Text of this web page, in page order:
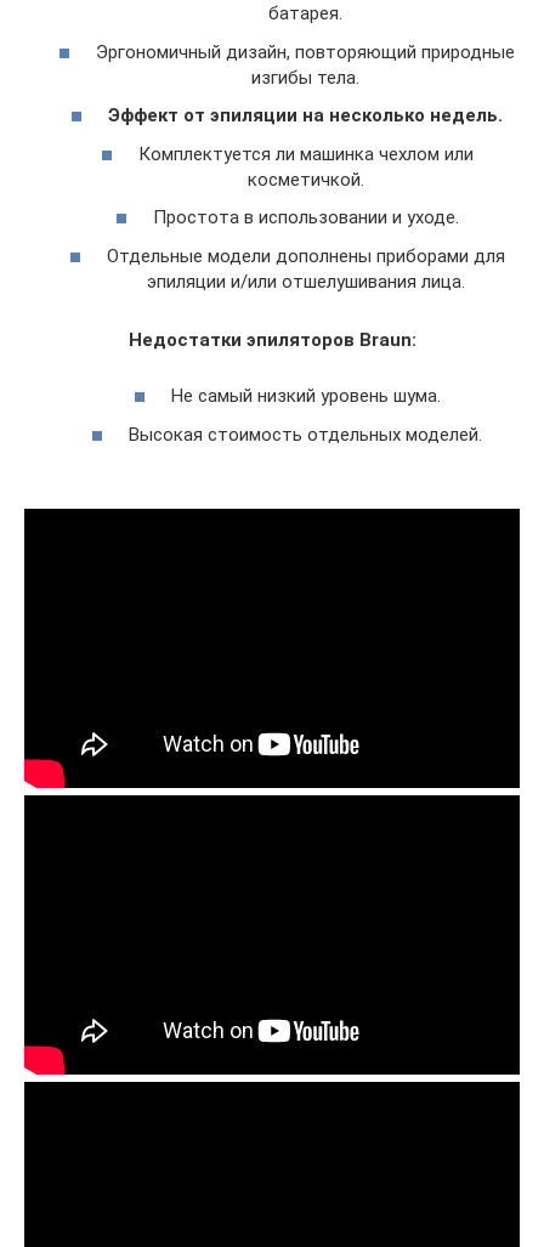
батарея.
Эргономичный дизайн, повторяющий природные
изгибы тела.
Эффект от эпиляции на несколько недель.
Комплектуется ли машинка чехлом или
косметичкой.
Простота в использовании и уходе.
Отдельные модели дополнены приборами для
эпиляции и/или отшелушивания лица.
Недостатки эпиляторов Braun:
Не самый низкий уровень шума.
Высокая стоимость отдельных моделей.